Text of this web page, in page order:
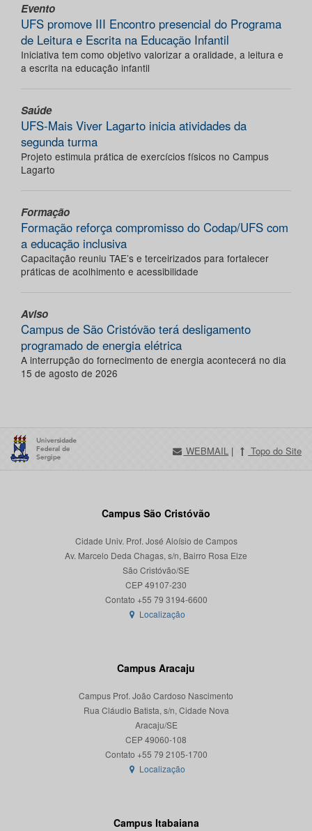
Evento
UFS promove III Encontro presencial do Programa
de Leitura e Escrita na Educação Infantil
Iniciativa tem como objetivo valorizar a oralidade, a leitura e
a escrita na educação infantil
Saúde
UFS-Mais Viver Lagarto inicia atividades da
segunda turma
Projeto estimula prática de exercícios físicos no Campus
Lagarto
Formação
Formação reforça compromisso do Codap/UFS com
a educação inclusiva
Capacitação reuniu TAE’s e terceirizados para fortalecer
práticas de acolhimento e acessibilidade
Aviso
Campus de São Cristóvão terá desligamento
programado de energia elétrica
A interrupção do fornecimento de energia acontecerá no dia
15 de agosto de 2026
WEBMAIL | Topo do Site
Campus São Cristóvão
Cidade Univ. Prof. José Aloísio de Campos
Av. Marcelo Deda Chagas, s/n, Bairro Rosa Elze
São Cristóvão/SE
CEP 49107-230
Localização
Campus Aracaju
Campus Prof. João Cardoso Nascimento
Rua Cláudio Batista, s/n, Cidade Nova
Aracaju/SE
CEP 49060-108
Localização
Campus Itabaiana